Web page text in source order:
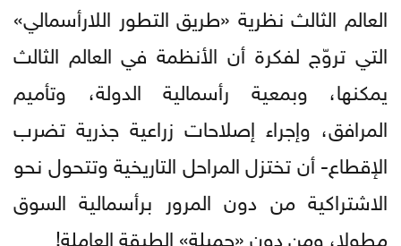
العالم الثالث نظرية «طريق التطور اللارأسمالي»
التي تروّج لفكرة أن الأنظمة في العالم الثالث
يمكنها، وبمعية رأسمالية الدولة، وتأميم
المرافق، وإجراء إصلاحات زراعية جذرية تضرب
الإقطاع- أن تختزل المراحل التاريخية وتتحول نحو
الاشتراكية من دون المرور برأسمالية السوق
مطولا، ومن دون «جميلة» الطبقة العاملة!